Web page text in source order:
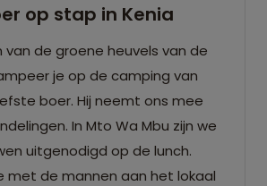
op stap in Kenia
van de groene heuvels van de
je op de camping van
boer. Hij neemt ons mee
In Mto Wa Mbu zijn we
uitgenodigd op de lunch.
met de mannen aan het lokaal